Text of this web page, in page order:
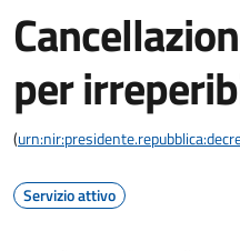
per
(
Servizio attivo